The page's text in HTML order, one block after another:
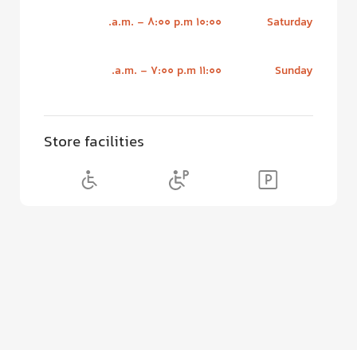
Saturday
10:00 a.m. - 8:00 p.m.
Sunday
11:00 a.m. - 7:00 p.m.
Store facilities